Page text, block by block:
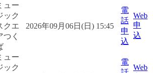
ュー
ック
クエ
つく
2026年09月06日(日) 15:45
電
話
申
込
Web
申
込
ュー
ック
電
Web